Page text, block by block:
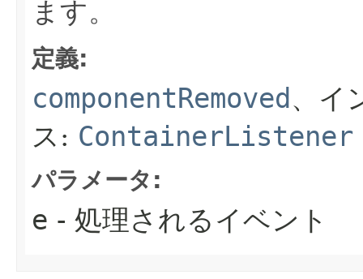
ます。
定義:
componentRemoved、イ
ス: ContainerListener
パラメータ:
e - 処理されるイベント